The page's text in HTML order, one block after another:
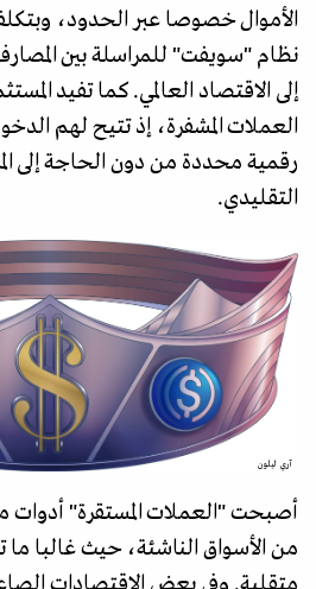
الأموال خصوصا عبر الحدود،
نظام "سويفت" للمراسلة بين
إلى الاقتصاد العالمي. كما تفيد
العملات المشفرة، إذ تتيح لهم
رقمية محددة من دون الحاجة إلى
التقليدي.
آري ليلون
أصبحت "العملات المستقرة" أدوات
من الأسواق الناشئة، حيث غالبا ما